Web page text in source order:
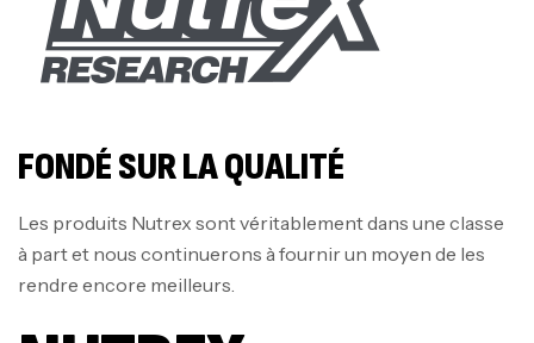
FONDÉ SUR LA QUALITÉ
Les produits Nutrex sont véritablement dans une classe
à part et nous continuerons à fournir un moyen de les
rendre encore meilleurs.